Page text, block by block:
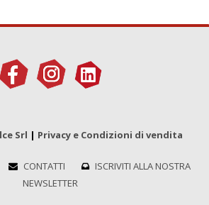
Srl | Privacy e Condizioni di vendita
CONTATTI
ISCRIVITI ALLA NOSTRA
NEWSLETTER